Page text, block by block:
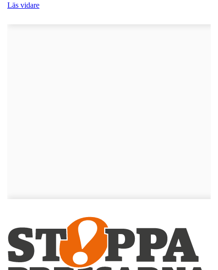
Läs vidare